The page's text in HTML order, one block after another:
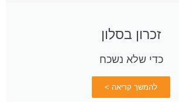
זכרון בסלון
כדי שלא נשכח
להמשך קריאה >